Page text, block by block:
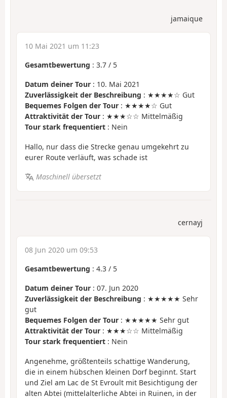
jamaique
10 Mai 2021 um 11:23
Gesamtbewertung : 3.7 / 5
Datum deiner Tour : 10. Mai 2021
Zuverlässigkeit der Beschreibung : ★★★★☆ Gut
Bequemes Folgen der Tour : ★★★★☆ Gut
Attraktivität der Tour : ★★★☆☆ Mittelmäßig
Tour stark frequentiert : Nein
Hallo, nur dass die Strecke genau umgekehrt zu
eurer Route verläuft, was schade ist
Maschinell übersetzt
cernayj
08 Jun 2020 um 09:53
Gesamtbewertung : 4.3 / 5
Datum deiner Tour : 07. Jun 2020
Zuverlässigkeit der Beschreibung : ★★★★★ Sehr
gut
Bequemes Folgen der Tour : ★★★★★ Sehr gut
Attraktivität der Tour : ★★★☆☆ Mittelmäßig
Tour stark frequentiert : Nein
Angenehme, größtenteils schattige Wanderung,
die in einem hübschen kleinen Dorf beginnt. Start
und Ziel am Lac de St Evroult mit Besichtigung der
alten Abtei (mittelalterliche Abtei in Ruinen, in der